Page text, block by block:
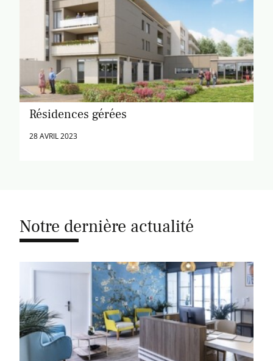
Résidences gérées
28 AVRIL 2023
Notre dernière actualité